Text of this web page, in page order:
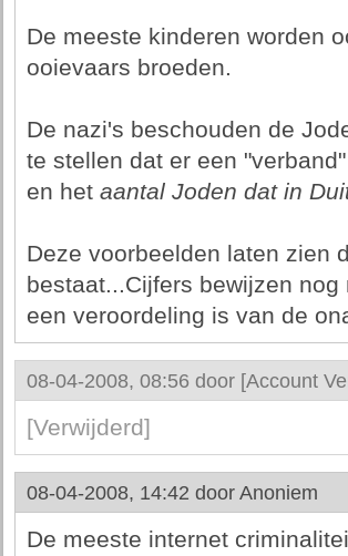
De meeste kinderen worden
ooievaars broeden.
De nazi's beschouden de
te stellen dat er een
en het aantal Joden dat in
Deze voorbeelden laten zien
bestaat...Cijfers bewijzen
een veroordeling is van de
08-04-2008, 08:56 door [Account
[Verwijderd]
08-04-2008, 14:42 door Anoniem
De meeste internet